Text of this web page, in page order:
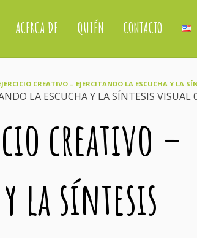
ACERCA DE QUIÉN CONTACTO
CREATIVO – EJERCITANDO LA ESCUCHA Y LA
LA ESCUCHA Y LA SÍNTESIS VISUAL
creativo –
la síntesis